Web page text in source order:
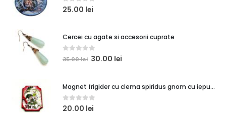
0out of 5
25.00 lei
Cercei cu agate si accesorii cuprate
0out of 5
35.00lei 30.00 lei
Magnet frigider cu clema spiridus gnom cu iepuras si cadouri
0out of 5
20.00 lei